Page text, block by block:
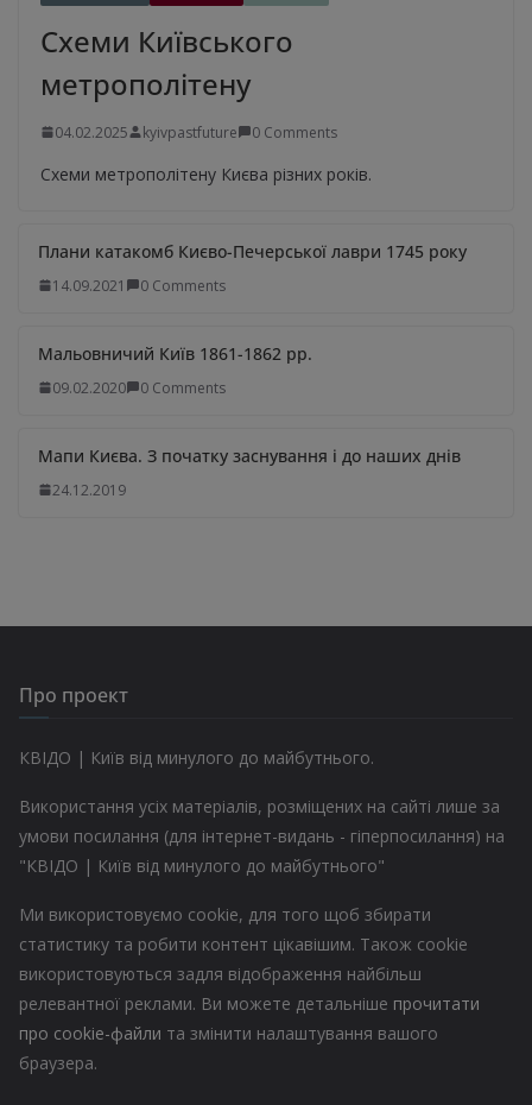
Схеми Київського
метрополітену
04.02.2025 kyivpastfuture 0 Comments
Схеми метрополітену Києва різних років.
Плани катакомб Києво-Печерської лаври 1745 року
14.09.2021 0 Comments
Мальовничий Київ 1861-1862 рр.
09.02.2020 0 Comments
Мапи Києва. З початку заснування і до наших днів
24.12.2019
Про проект
КВІДО | Київ від минулого до майбутнього.
Використання усіх матеріалів, розміщених на сайті лише за
умови посилання (для інтернет-видань - гіперпосилання) на
"КВІДО | Київ від минулого до майбутнього"
Ми використовуємо cookie, для того щоб збирати
статистику та робити контент цікавішим. Також cookie
використовуються задля відображення найбільш
релевантної реклами. Ви можете детальніше прочитати
про cookie-файли та змінити налаштування вашого
браузера.